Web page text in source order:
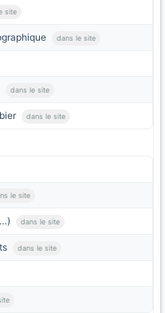
site
dans le site
dans le site
dans le site
le site
dans le site
dans le site